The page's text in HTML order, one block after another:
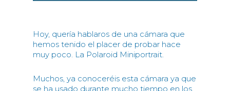
Hoy, quería hablaros de una cámara que
hemos tenido el placer de probar hace
muy poco. La Polaroid Miniportrait.
Muchos, ya conoceréis esta cámara ya que
se ha usado durante mucho tiempo en los